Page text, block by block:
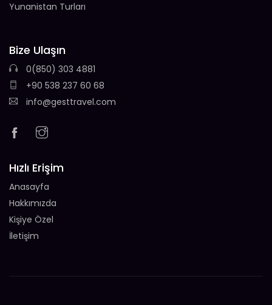
Yunanistan Turları
Bize Ulaşın
0(850) 303 4881
+90 538 237 60 68
info@gesttravel.com
Hızlı Erişim
Anasayfa
Hakkımızda
Kişiye Özel
İletişim